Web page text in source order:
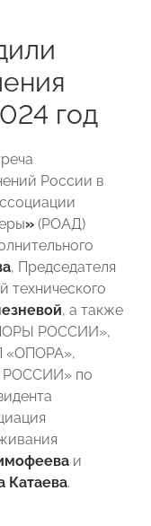
год
России в
» (РОАД)
, Председателя
технического
, а также
РОССИИ»,
«ОПОРА»,
РОССИИ» по
и
Катаева.